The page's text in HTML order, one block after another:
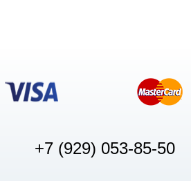
+7 (929) 053-85-50